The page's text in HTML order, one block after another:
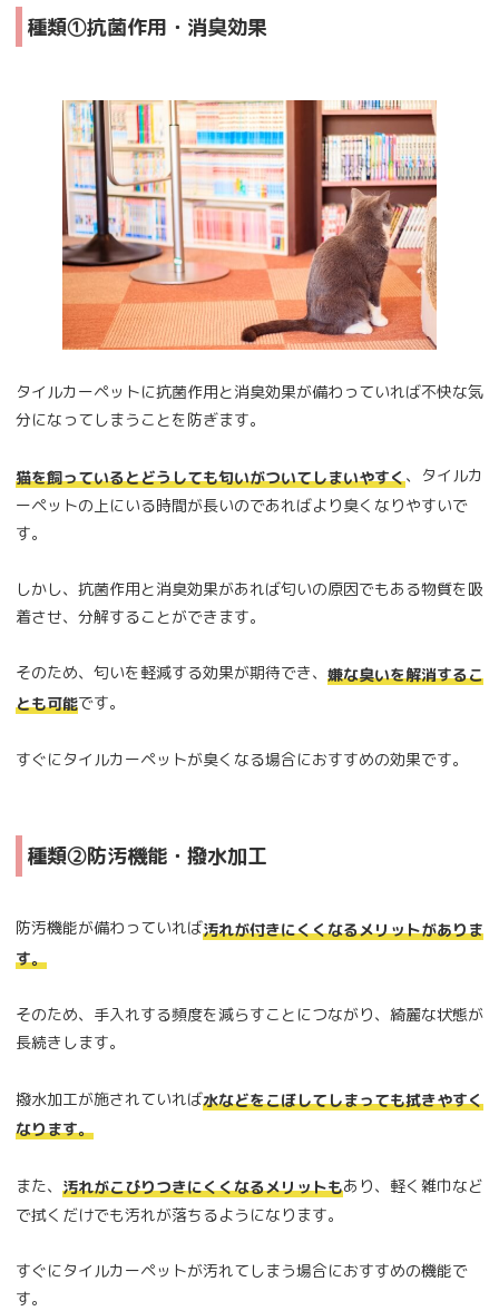
種類①抗菌作用・消臭効果
タイルカーペットに抗菌作用と消臭効果が備わっていれば不快な気
分になってしまうことを防ぎます。
猫を飼っているとどうしても匂いがついてしまいやすく、タイルカ
ーペットの上にいる時間が長いのであればより臭くなりやすいで
す。
しかし、抗菌作用と消臭効果があれば匂いの原因でもある物質を吸
着させ、分解することができます。
そのため、匂いを軽減する効果が期待でき、 嫌な臭いを解消するこ
とも可能です。
すぐにタイルカーペットが臭くなる場合におすすめの効果です。
種類②防汚機能・撥水加工
防汚機能が備わっていれば汚れが付きにくくなるメリットがありま
す。
そのため、手入れする頻度を減らすことにつながり、綺麗な状態が
長続きします。
撥水加工が施されていれば水などをこぼしてしまっても拭きやすく
なります。
また、 汚れがこびりつきにくくなるメリットもあり、軽く雑巾など
で拭くだけでも汚れが落ちるようになります。
すぐにタイルカーペットが汚れてしまう場合におすすめの機能で
す。